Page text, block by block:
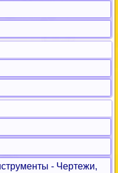
- Чертежи,